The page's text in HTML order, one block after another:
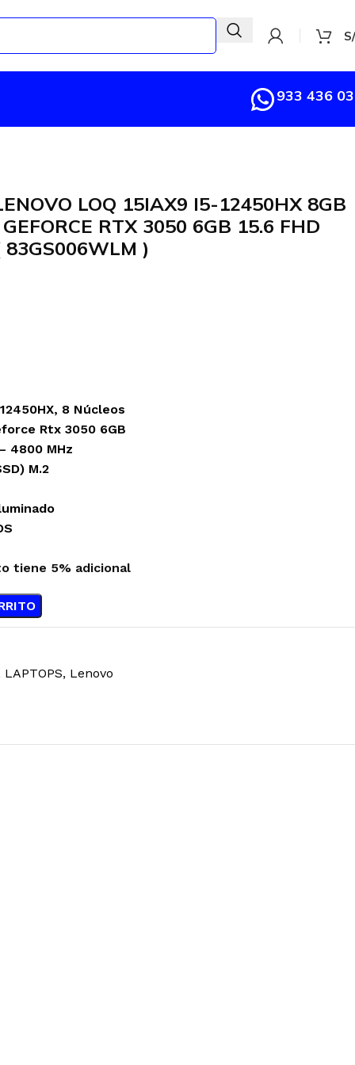
S/
933 436
LOQ 15IAX9 I5-12450HX 8GB
RTX 3050 6GB 15.6 FHD
83GS006WLM )
8 Núcleos
Rtx 3050 6GB
4800 MHz
M.2
tiene 5% adicional
LAPTOPS, Lenovo